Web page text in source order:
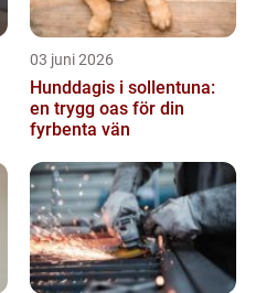
03 juni 2026
Hunddagis i sollentuna:
en trygg oas för din
fyrbenta vän